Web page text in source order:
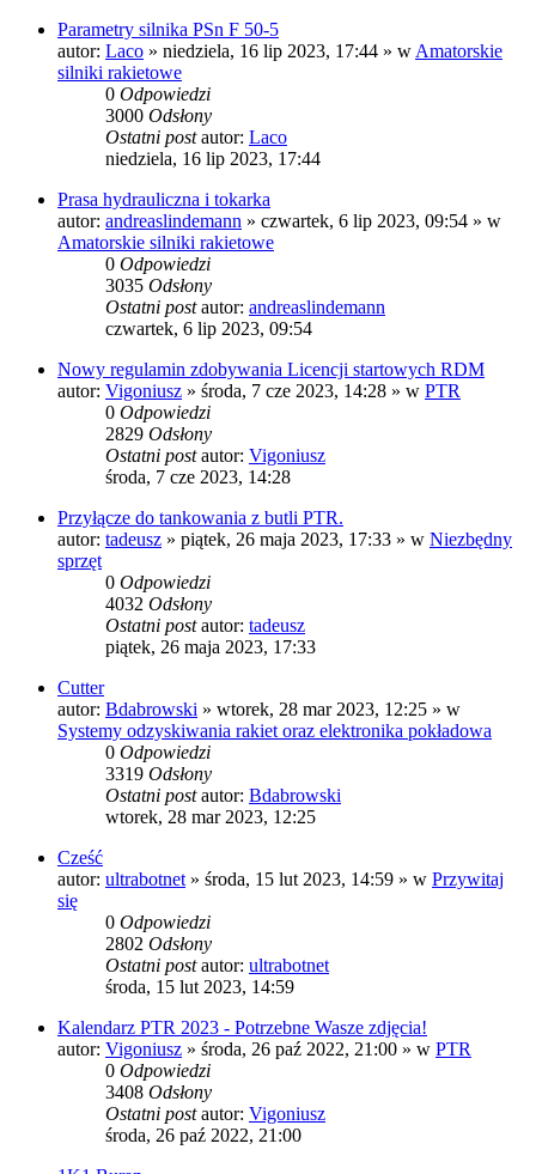
Parametry silnika PSn F 50-5
autor: Laco » niedziela, 16 lip 2023, 17:44 » w Amatorskie
silniki rakietowe
0 Odpowiedzi
3000 Odsłony
Ostatni postautor: Laco
niedziela, 16 lip 2023, 17:44
Prasa hydrauliczna i tokarka
autor: andreaslindemann » czwartek, 6 lip 2023, 09:54 » w
Amatorskie silniki rakietowe
0 Odpowiedzi
3035 Odsłony
Ostatni postautor: andreaslindemann
czwartek, 6 lip 2023, 09:54
Nowy regulamin zdobywania Licencji startowych RDM
autor: Vigoniusz » środa, 7 cze 2023, 14:28 » w PTR
0 Odpowiedzi
2829 Odsłony
Ostatni postautor: Vigoniusz
środa, 7 cze 2023, 14:28
Przyłącze do tankowania z butli PTR.
autor: tadeusz » piątek, 26 maja 2023, 17:33 » w Niezbędny
sprzęt
0 Odpowiedzi
4032 Odsłony
Ostatni postautor: tadeusz
piątek, 26 maja 2023, 17:33
Cutter
autor: Bdabrowski » wtorek, 28 mar 2023, 12:25 » w
Systemy odzyskiwania rakiet oraz elektronika pokładowa
0 Odpowiedzi
3319 Odsłony
Ostatni postautor: Bdabrowski
wtorek, 28 mar 2023, 12:25
Cześć
autor: ultrabotnet » środa, 15 lut 2023, 14:59 » w Przywitaj
się
0 Odpowiedzi
2802 Odsłony
Ostatni postautor: ultrabotnet
środa, 15 lut 2023, 14:59
Kalendarz PTR 2023 - Potrzebne Wasze zdjęcia!
autor: Vigoniusz » środa, 26 paź 2022, 21:00 » w PTR
0 Odpowiedzi
3408 Odsłony
Ostatni postautor: Vigoniusz
środa, 26 paź 2022, 21:00